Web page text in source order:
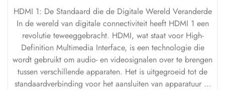
HDMI 1: De Standaard die de Digitale Wereld Veranderde
In de wereld van digitale connectiviteit heeft HDMI 1 een
revolutie teweeggebracht. HDMI, wat staat voor High-
Definition Multimedia Interface, is een technologie die
wordt gebruikt om audio- en videosignalen over te brengen
tussen verschillende apparaten. Het is uitgegroeid tot de
standaardverbinding voor het aansluiten van apparatuur …